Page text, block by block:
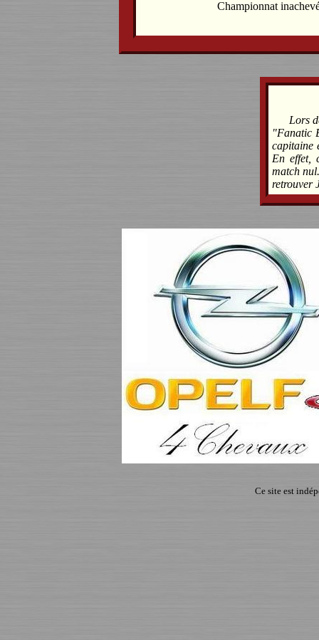
Championnat
Lors
"Fanatic
capitaine
En effet,
match
retrouver
Ce site est